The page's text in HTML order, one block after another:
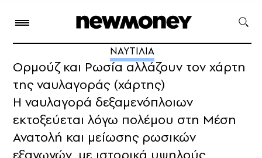
ΝΑΥΤΙΛΙΑ
Ορμούζ και Ρωσία αλλάζουν τον χάρτη
της ναυλαγοράς (χάρτης)
Η ναυλαγορά δεξαμενόπλοιων
εκτοξεύεται λόγω πολέμου στη Μέση
Ανατολή και μείωσης ρωσικών